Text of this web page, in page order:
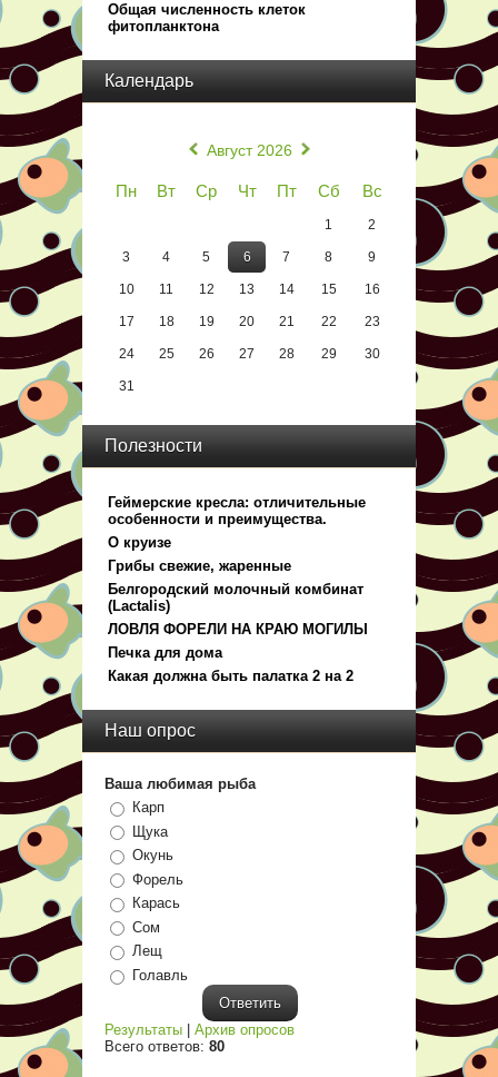
Общая численность клеток
фитопланктона
Календарь
« Август 2026 »
Пн Вт Ср Чт Пт Сб Вс
1 2
3 4 5 6 7 8 9
10 11 12 13 14 15 16
17 18 19 20 21 22 23
24 25 26 27 28 29 30
31
Полезности
Геймерские кресла: отличительные
особенности и преимущества.
О круизе
Грибы свежие, жаренные
Белгородский молочный комбинат
(Lactalis)
ЛОВЛЯ ФОРЕЛИ НА КРАЮ МОГИЛЫ
Печка для дома
Какая должна быть палатка 2 на 2
Наш опрос
Ваша любимая рыба
Карп
Щука
Окунь
Форель
Карась
Сом
Лещ
Голавль
Результаты | Архив опросов
Всего ответов: 80